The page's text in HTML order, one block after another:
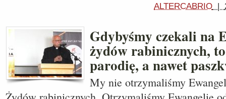
ALTERCABRIO |
Gdybyśmy czekali na
żydów rabinicznych,
parodię, a nawet
My nie otrzymaliśmy